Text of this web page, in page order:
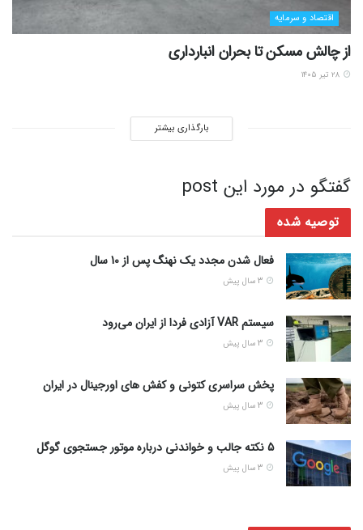
اقتصاد و سرمایه
از چالش مسکن تا بحران انبارداری
بارگذاری بیشتر
گفتگو در مورد این post
توصیه شده
فعال شدن مجدد یک نهنگ پس از 10 سال
سیستم VAR آزادی فردا از ایران می‌رود
پخش سراسری کتونی و کفش های اورجینال در ایران
5 نکته جالب و خواندنی درباره موتور جستجوی گوگل